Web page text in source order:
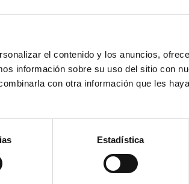
el contenido y los anuncios,
información sobre su uso del sitio con
con otra información que les
Estadística
im Saarland – Fokus auf